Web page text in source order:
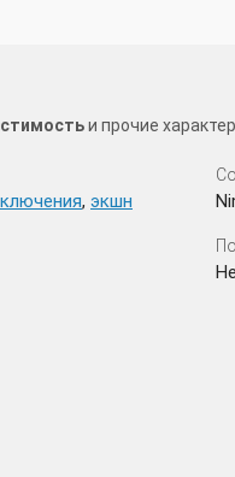
и прочие
, экшн